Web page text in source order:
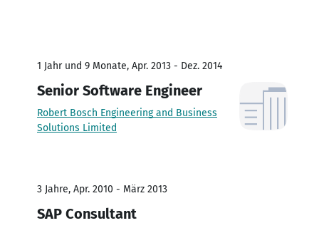
1 Jahr und 9 Monate, Apr. 2013 - Dez. 2014
Senior Software Engineer
Robert Bosch Engineering and Business
Solutions Limited
3 Jahre, Apr. 2010 - März 2013
SAP Consultant